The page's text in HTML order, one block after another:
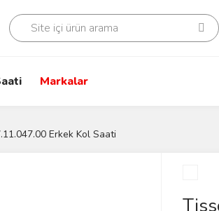
Markalar
Erkek Kol Saati